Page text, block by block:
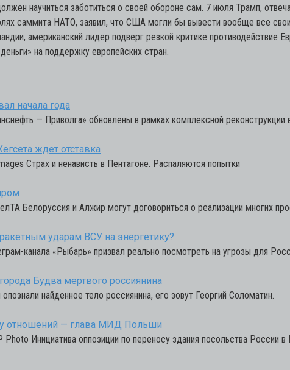
научиться заботиться о своей обороне сам. 7 июля Трамп,
саммита НАТО, заявил, что США могли бы вывести вообще все
американский лидер подверг резкой критике
на поддержку европейских стран.
начала года
— Приволга» обновлены в рамках комплексной реконструкции
ждет отставка
Страх и ненависть в Пентагоне. Распаляются попытки
Белоруссия и Алжир могут договориться о реализации многих
ударам ВСУ на энергетику?
канала «Рыбарь» призвал реально посмотреть на угрозы для
Будва мертвого россиянина
найденное тело россиянина, его зовут Георгий Соломатин.
отношений — глава МИД Польши
Инициатива оппозиции по переносу здания посольства России в